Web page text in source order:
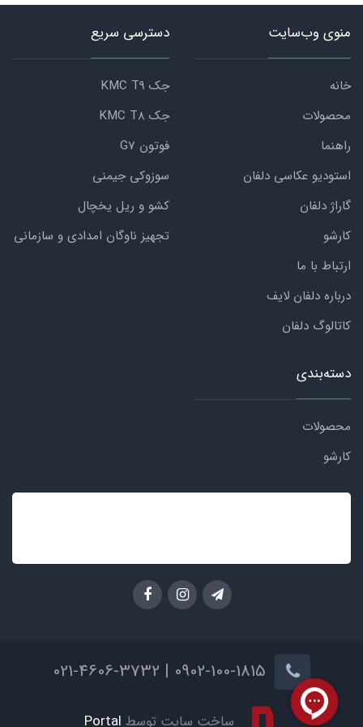
منوی وب‌سایت
خانه
محصولات
راهنما
استودیو عکاسی دلفان
گاراژ دلفان
کارشو
ارتباط با ما
درباره دلفان لایف
کاتالوگ دلفان
دسترسی سریع
جک KMC T9
جک KMC T8
فوتون G7
سوزوکی جیمنی
کشو و ریل یخچال
تجهیز ناوگان امدادی و سازمانی
دسته‌بندی
محصولات
کارشو
ساخت سایت توسط Portal